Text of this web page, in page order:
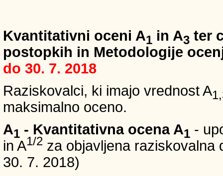
Kvantitativni oceni A1 in A3 ter
postopkih in Metodologije
do 30. 7. 2018
Raziskovalci, ki imajo vrednost A
maksimalno oceno.
A1 - Kvantitativna ocena A1 -
in A1/2 za objavljena raziskovalna
30. 7. 2018)